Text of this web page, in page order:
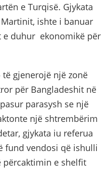
e Turqisë. Gjykata
ishte i banuar
e duhur ekonomikë për
gjenerojë një zonë
për Bangladeshit në
parasysh se një
një shtrembërim
gjykata iu referua
fund vendosi që ishulli
përcaktimin e shelfit